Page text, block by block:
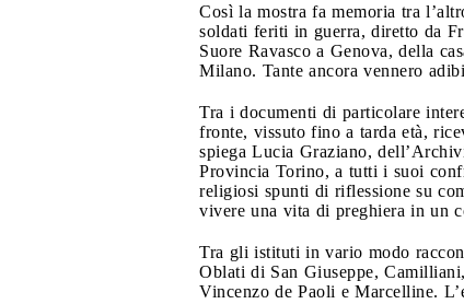
Così la mostra fa memoria tra
soldati feriti in guerra, diretto da
Suore Ravasco a Genova, della
Milano. Tante ancora vennero
Tra i documenti di particolare
fronte, vissuto fino a tarda età,
spiega Lucia Graziano,
Provincia Torino, a tutti i suoi
religiosi spunti di riflessione su
vivere una vita di preghiera in un
Tra gli istituti in vario modo
Oblati di San Giuseppe,
Vincenzo de Paoli e Marcelline.